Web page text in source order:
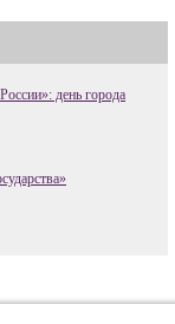
день города